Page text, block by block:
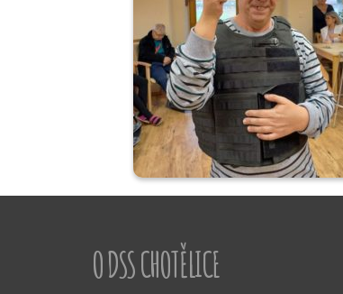
O DSS CHOTĚLICE